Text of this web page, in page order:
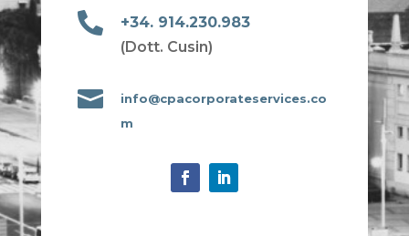

+34. 914.230.983
(Dott. Cusin)

info@cpacorporateservices.co
m